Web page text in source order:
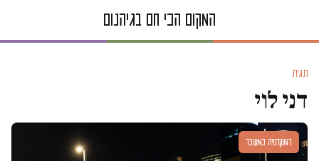
תגית
דני לוי
דמוקרטיה במשבר